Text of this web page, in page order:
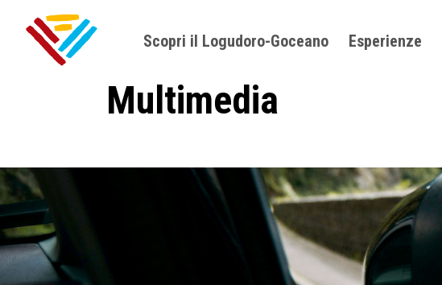
Scopri il Logudoro-Goceano Esperienze
Multimedia